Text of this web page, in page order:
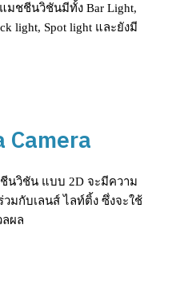
มชชีนวิชันมีทั้ง Bar Light,
light, Spot light และยังมี
Camera
นวิชัน แบบ 2D จะมีความ
วมกับเลนส์ ไลท์ติ้ง ซึ่งจะใช้
ผล